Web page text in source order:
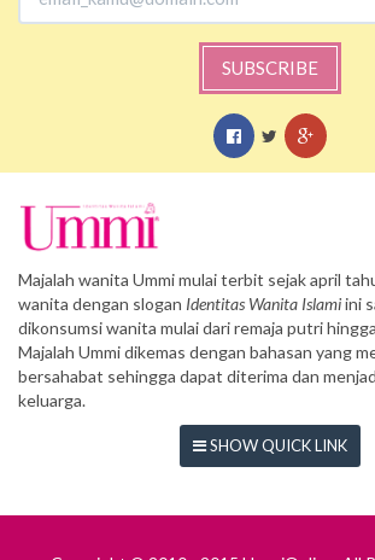
SUBSCRIBE
Majalah wanita Ummi mulai terbit sejak april
wanita dengan slogan Identitas Wanita Islamiini
dikonsumsi wanita mulai dari remaja putri
Majalah Ummi dikemas dengan bahasan yang
bersahabat sehingga dapat diterima dan
keluarga.
SHOW QUICK LINK